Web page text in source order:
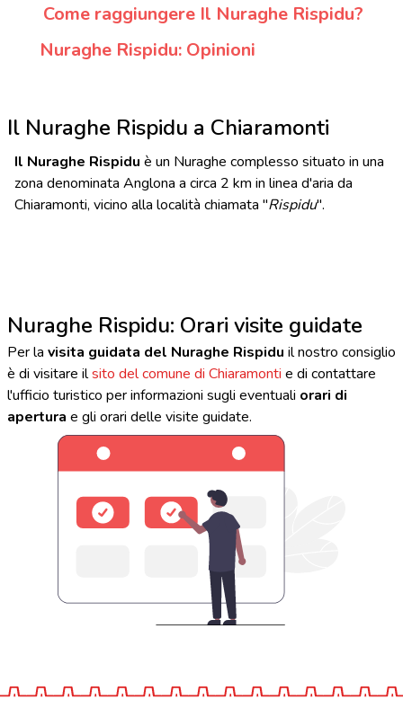
Come raggiungere Il Nuraghe Rispidu?
Nuraghe Rispidu: Opinioni
Il Nuraghe Rispidu a Chiaramonti
Il Nuraghe Rispidu è un Nuraghe complesso situato in una
zona denominata Anglona a circa 2 km in linea d'aria da
Chiaramonti, vicino alla località chiamata "Rispidu".
Nuraghe Rispidu: Orari visite guidate
Per la visita guidata del Nuraghe Rispidu il nostro consiglio
è di visitare ilsito del comune di Chiaramonti e di contattare
l'ufficio turistico per informazioni sugli eventuali orari di
apertura e gli orari delle visite guidate.